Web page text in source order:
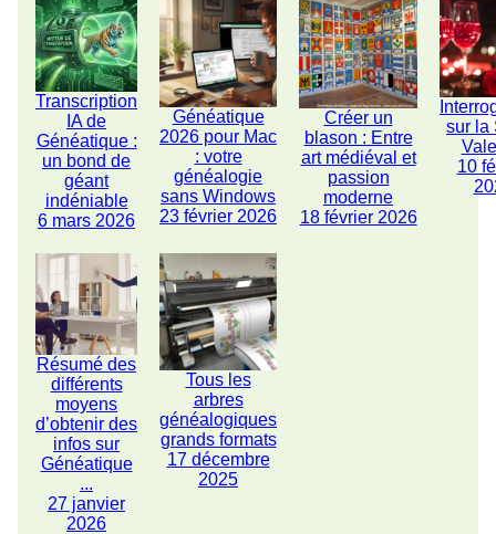
Transcription
IA de
Généatique :
un bond de
géant
indéniable
6 mars 2026
Généatique
2026 pour Mac
: votre
généalogie
sans Windows
23 février 2026
Créer un
blason : Entre
art médiéval et
passion
moderne
18 février 2026
sur la
10
Résumé des
différents
moyens
d’obtenir des
infos sur
Généatique
...
27 janvier
2026
Tous les
arbres
généalogiques
grands formats
17 décembre
2025